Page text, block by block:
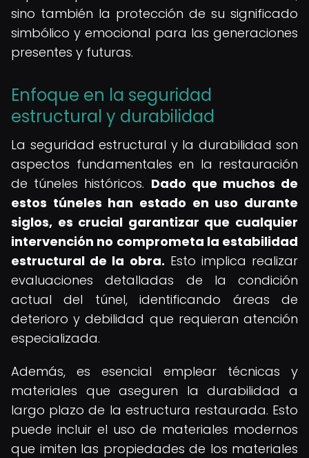
sino también la protección de su significado
simbólico y emocional para las generaciones
presentes y futuras.
Enfoque en la seguridad
estructural y durabilidad
La seguridad estructural y la durabilidad son
aspectos fundamentales en la restauración
de túneles históricos. Dado que muchos de
estos túneles han estado en uso durante
siglos, es crucial garantizar que cualquier
intervención no comprometa la estabilidad
estructural de la obra. Esto implica realizar
evaluaciones detalladas de la condición
actual del túnel, identificando áreas de
deterioro y debilidad que requieran atención
especializada.
Además, es esencial emplear técnicas y
materiales que aseguren la durabilidad a
largo plazo de la estructura restaurada. Esto
puede incluir el uso de materiales modernos
que imiten las propiedades de los materiales